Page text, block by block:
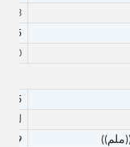
10
35
لون
29